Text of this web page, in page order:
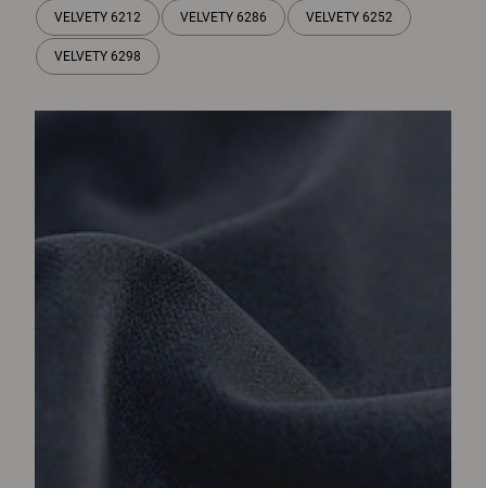
VELVETY 6212 VELVETY 6286 VELVETY 6252
VELVETY 6298